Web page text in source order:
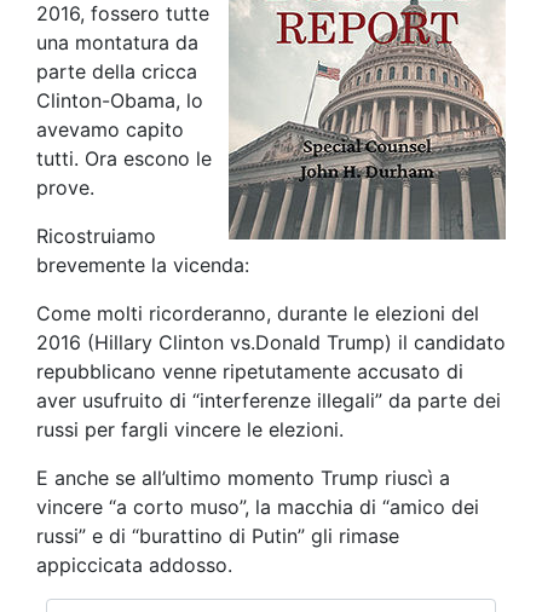
2016, fossero tutte
una montatura da
parte della cricca
Clinton-Obama, lo
avevamo capito
tutti. Ora escono le
prove.
Ricostruiamo
brevemente la vicenda:
Come molti ricorderanno, durante le elezioni del
2016 (Hillary Clinton vs.Donald Trump) il candidato
repubblicano venne ripetutamente accusato di
aver usufruito di “interferenze illegali” da parte dei
russi per fargli vincere le elezioni.
E anche se all’ultimo momento Trump riuscì a
vincere “a corto muso”, la macchia di “amico dei
russi” e di “burattino di Putin” gli rimase
appiccicata addosso.